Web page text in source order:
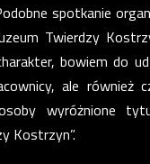
spotkanie
Twierdzy
bowiem do
ale również
wyróżnione
Kostrzyn”.